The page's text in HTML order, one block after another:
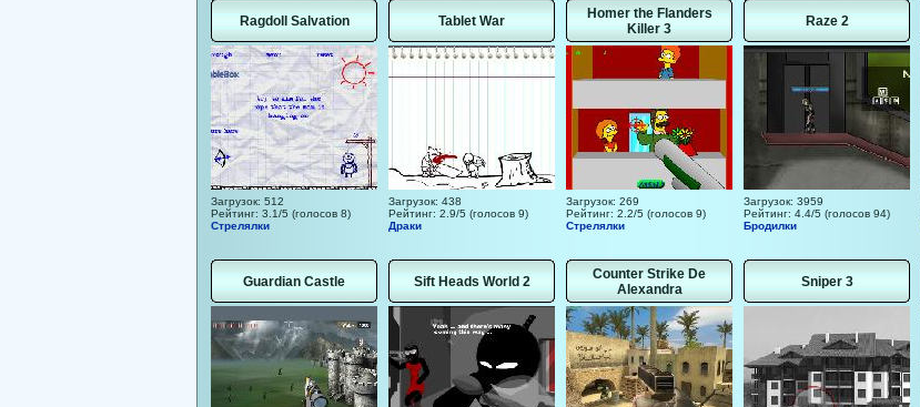
Ragdoll Salvation
Загрузок: 512
Рейтинг: 3.1/5 (голосов 8)
Стрелялки
Tablet War
Загрузок: 438
Рейтинг: 2.9/5 (голосов 9)
Драки
Homer the Flanders
Killer 3
Загрузок: 269
Рейтинг: 2.2/5 (голосов 9)
Стрелялки
Raze 2
Загрузок: 3959
Рейтинг: 4.4/5 (голосов 94)
Бродилки
Guardian Castle Sift Heads World 2
Counter Strike De
Alexandra
Sniper 3